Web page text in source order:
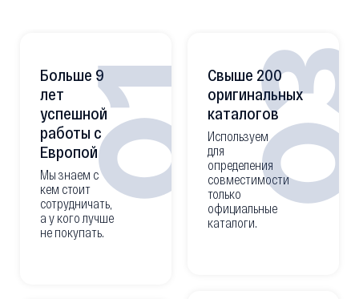
01
Больше 9
лет
успешной
работы с
Европой
Мы знаем с
кем стоит
сотрудничать,
а у кого лучше
не покупать.
Свыше 200
оригинальных
каталогов
Используем
для
определения
совместимости
только
официальные
каталоги.